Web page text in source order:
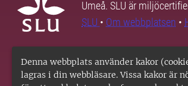
Denna webbplats använder kakor
lagras i din webbläsare. Vissa kakor är
Umeå. SLU är
SLU • Om webbplatsen •